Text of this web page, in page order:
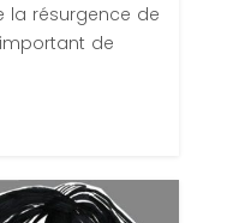
la résurgence de
de